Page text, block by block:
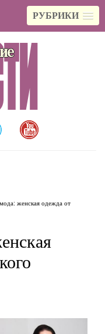
РУБРИКИ
женская одежда от